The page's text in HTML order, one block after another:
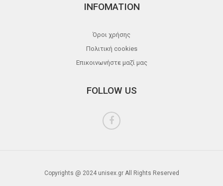
INFOMATION
Όροι χρήσης
Πολιτική cookies
Επικοινωνήστε μαζί μας
FOLLOW US
Copyrights @ 2024 unisex.gr All Rights Reserved